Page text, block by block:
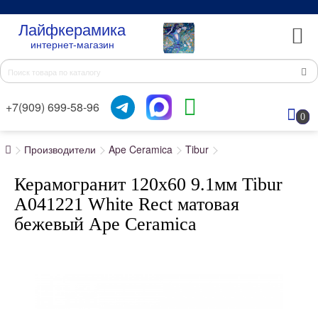
Лайфкерамика
интернет-магазин
+7(909) 699-58-96
0
Производители Ape Ceramica Tibur
Керамогранит 120x60 9.1мм Tibur
A041221 White Rect матовая
бежевый Ape Ceramica